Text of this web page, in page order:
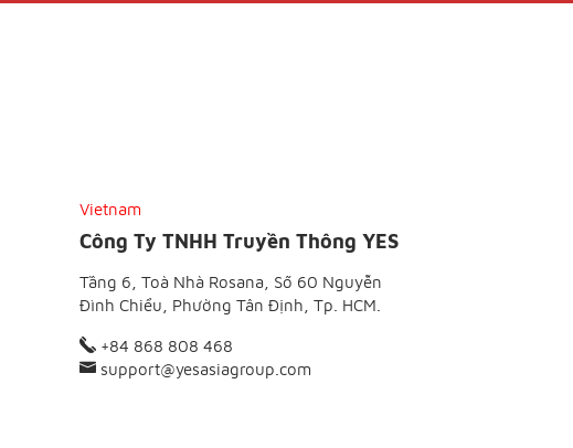
Vietnam
Công Ty TNHH Truyền Thông YES
Tầng 6, Toà Nhà Rosana, Số 60 Nguyễn
Đình Chiểu, Phường Tân Định, Tp. HCM.
+84 868 808 468
support@yesasiagroup.com